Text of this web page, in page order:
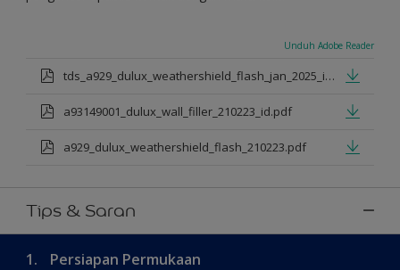
Unduh Adobe Reader
tds_a929_dulux_weathershield_flash_jan_2025_id.pdf
a93149001_dulux_wall_filler_210223_id.pdf
a929_dulux_weathershield_flash_210223.pdf
Tips & Saran
1. Persiapan Permukaan